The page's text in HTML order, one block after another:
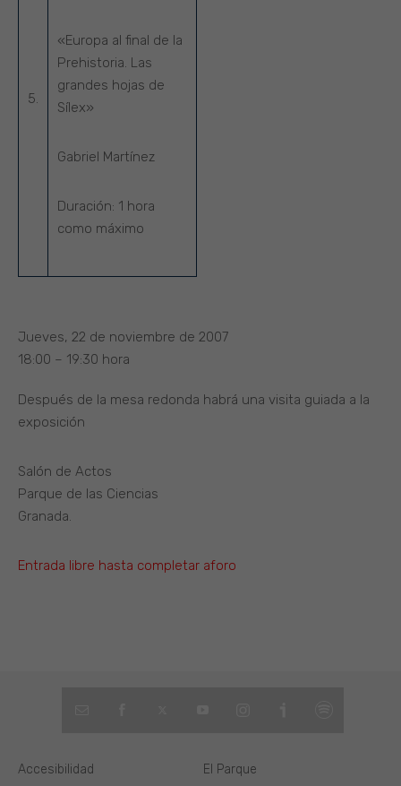
5.
«Europa al final de la
Prehistoria. Las
grandes hojas de
Sílex»
Gabriel Martínez
Duración: 1 hora
como máximo
Jueves, 22 de noviembre de 2007
18:00 – 19:30 hora
Después de la mesa redonda habrá una visita guiada a la
exposición
Salón de Actos
Parque de las Ciencias
Granada.
Entrada libre hasta completar aforo
El Parque
Accesibilidad